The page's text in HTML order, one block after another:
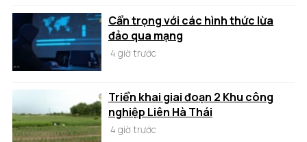
Cẩn trọng với các hình thức lừa
đảo qua mạng
4 giờ trước
Triển khai giai đoạn 2 Khu công
nghiệp Liên Hà Thái
4 giờ trước